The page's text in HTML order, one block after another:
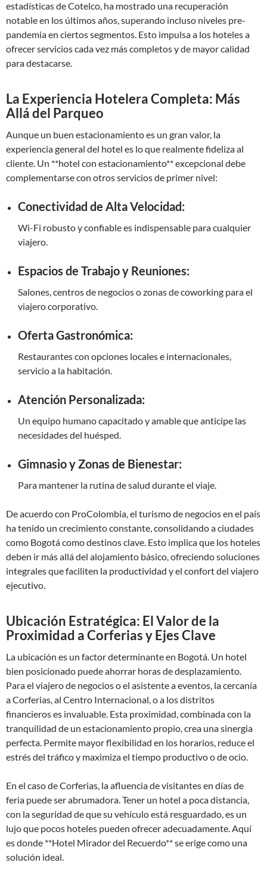
estadísticas de Cotelco, ha mostrado una recuperación
notable en los últimos años, superando incluso niveles pre-
pandemia en ciertos segmentos. Esto impulsa a los hoteles a
ofrecer servicios cada vez más completos y de mayor calidad
para destacarse.
La Experiencia Hotelera Completa: Más
Allá del Parqueo
Aunque un buen estacionamiento es un gran valor, la
experiencia general del hotel es lo que realmente fideliza al
cliente. Un **hotel con estacionamiento** excepcional debe
complementarse con otros servicios de primer nivel:
Conectividad de Alta Velocidad:
Wi-Fi robusto y confiable es indispensable para cualquier
viajero.
Espacios de Trabajo y Reuniones:
Salones, centros de negocios o zonas de coworking para el
viajero corporativo.
Oferta Gastronómica:
Restaurantes con opciones locales e internacionales,
servicio a la habitación.
Atención Personalizada:
Un equipo humano capacitado y amable que anticipe las
necesidades del huésped.
Gimnasio y Zonas de Bienestar:
Para mantener la rutina de salud durante el viaje.
De acuerdo con ProColombia, el turismo de negocios en el país
ha tenido un crecimiento constante, consolidando a ciudades
como Bogotá como destinos clave. Esto implica que los hoteles
deben ir más allá del alojamiento básico, ofreciendo soluciones
integrales que faciliten la productividad y el confort del viajero
ejecutivo.
Ubicación Estratégica: El Valor de la
Proximidad a Corferias y Ejes Clave
La ubicación es un factor determinante en Bogotá. Un hotel
bien posicionado puede ahorrar horas de desplazamiento.
Para el viajero de negocios o el asistente a eventos, la cercanía
a Corferias, al Centro Internacional, o a los distritos
financieros es invaluable. Esta proximidad, combinada con la
tranquilidad de un estacionamiento propio, crea una sinergia
perfecta. Permite mayor flexibilidad en los horarios, reduce el
estrés del tráfico y maximiza el tiempo productivo o de ocio.
En el caso de Corferias, la afluencia de visitantes en días de
feria puede ser abrumadora. Tener un hotel a poca distancia,
con la seguridad de que su vehículo está resguardado, es un
lujo que pocos hoteles pueden ofrecer adecuadamente. Aquí
es donde **Hotel Mirador del Recuerdo** se erige como una
solución ideal.